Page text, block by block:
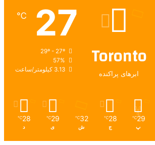
Toronto
ابرهای پراکنده
27
℃
57%
3.13 کیلومتر/ساعت
29
℃
پ
28
℃
ج
32
℃
ش
29
℃
ی
28
℃
د